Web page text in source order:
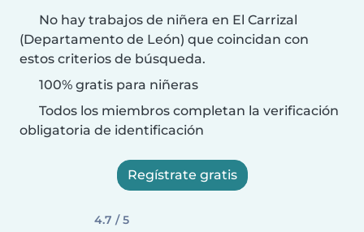
No hay trabajos de niñera en El Carrizal
(Departamento de León) que coincidan con
estos criterios de búsqueda.
100% gratis para niñeras
Todos los miembros completan la verificación
obligatoria de identificación
Regístrate gratis
4.7 / 5